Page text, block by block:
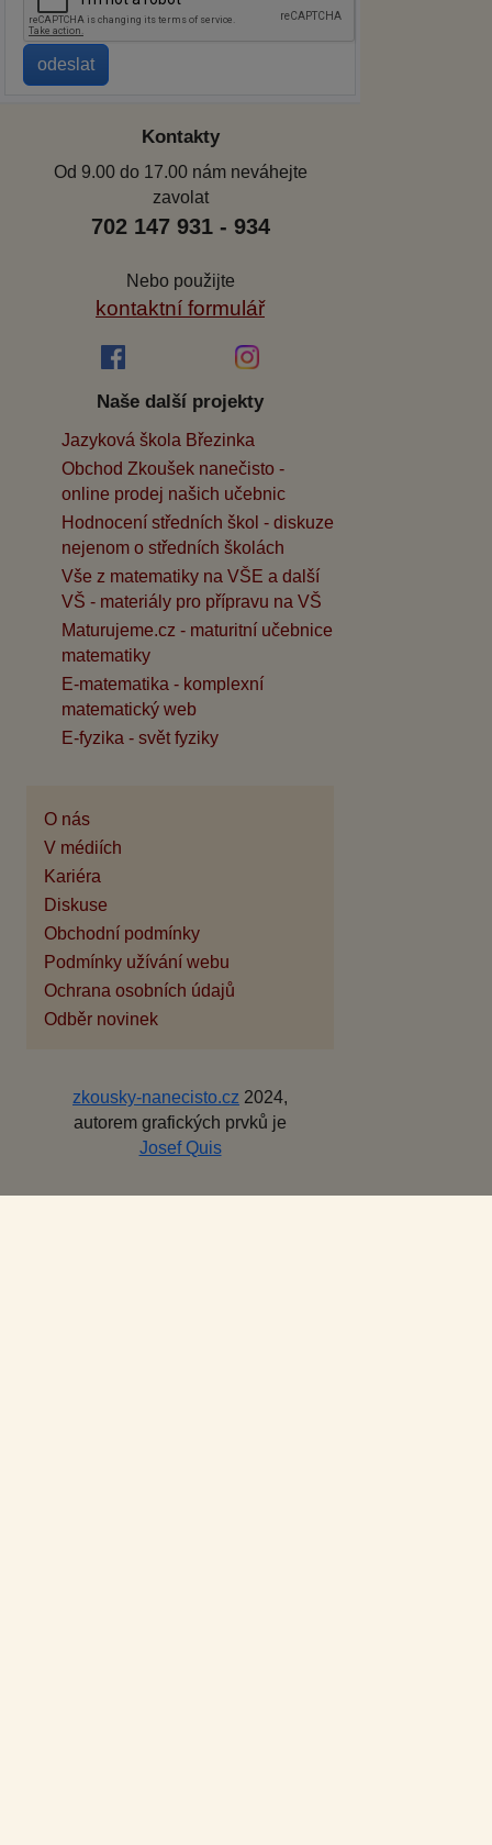
Kontakty
Od 9.00 do 17.00 nám neváhejte
zavolat
702 147 931 - 934
Nebo použijte
kontaktní formulář
Naše další projekty
Jazyková škola Březinka
Obchod Zkoušek nanečisto -
online prodej našich učebnic
Hodnocení středních škol - diskuze
nejenom o středních školách
Vše z matematiky na VŠE a další
VŠ - materiály pro přípravu na VŠ
Maturujeme.cz - maturitní učebnice
matematiky
E-matematika - komplexní
matematický web
E-fyzika - svět fyziky
O nás
V médiích
Kariéra
Diskuse
Obchodní podmínky
Podmínky užívání webu
Ochrana osobních údajů
Odběr novinek
zkousky-nanecisto.cz 2024,
autorem grafických prvků je
Josef Quis